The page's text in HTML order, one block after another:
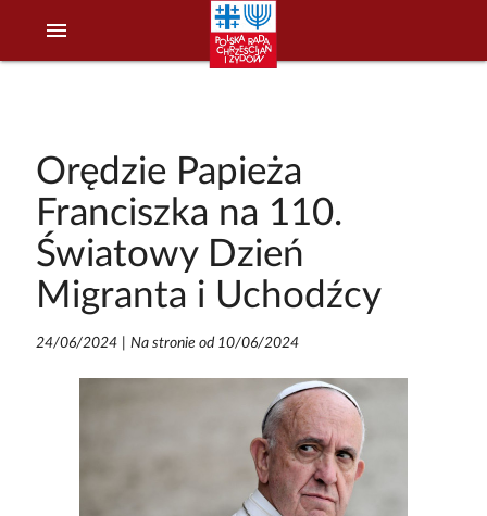
menu
Orędzie Papieża
Franciszka na 110.
Światowy Dzień
Migranta i Uchodźcy
24/06/2024| Na stronie od 10/06/2024